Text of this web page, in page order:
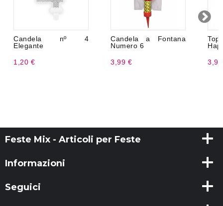
Candela nº 4
Elegante
1,20 €
Candela a Fontana
Numero 6
3,99 €
Feste Mix - Articoli per Feste
Informazioni
Seguici